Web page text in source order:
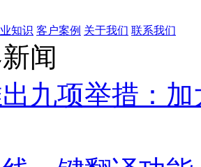
知识 客户案例 关于我们 联系我们
闻
九项举措：